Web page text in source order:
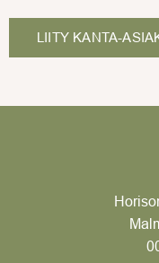
LIITY KANTA-